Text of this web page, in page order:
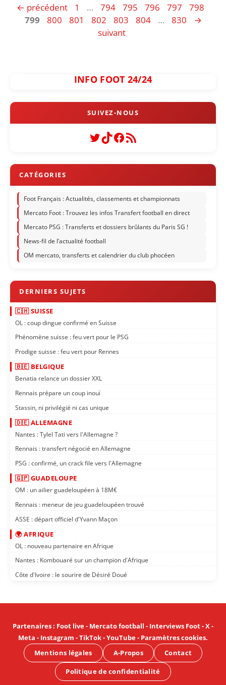
← précédent Page
1 … Page
794 Page
795 Page
796 Page
797 Page
798
799
Page
800 Page
801 Page
802 Page
803 Page
804 … Page
830
→
suivant
INFO FOOT 24/24
Twitter
TikTok
Facebook
Flux RSS
Foot Français : Actualités, classements et championnats
Mercato Foot : Trouvez les infos Transfert football en direct
Mercato PSG : Transferts et dossiers brûlants du Paris SG !
News-fil de l’actualité football
OM mercato, transferts et calendrier du club phocéen
🇨🇭 SUISSE
OL : coup dingue confirmé en Suisse
Phénomène suisse : feu vert pour le PSG
Prodige suisse : feu vert pour Rennes
🇧🇪 BELGIQUE
Benatia relance un dossier XXL
Rennais prépare un coup inouï
Stassin, ni privilégié ni cas unique
🇩🇪 ALLEMAGNE
Nantes : Tylel Tati vers l'Allemagne ?
Rennais : transfert négocié en Allemagne
PSG : confirmé, un crack file vers l'Allemagne
🇬🇵 GUADELOUPE
OM : un ailier guadeloupéen à 18M€
Rennais : meneur de jeu guadeloupéen trouvé
ASSE : départ officiel d'Yvann Maçon
🌍 AFRIQUE
OL : nouveau partenaire en Afrique
Nantes : Kombouaré sur un champion d'Afrique
Côte d'Ivoire : le sourire de Désiré Doué
Partenaires: Foot live- Mercato football - Interviews Foot-X-
Meta - Instagram -TikTok-YouTube- Paramètres cookies.
Mentions légales
A-Propos Contact
Politique de confidentialité